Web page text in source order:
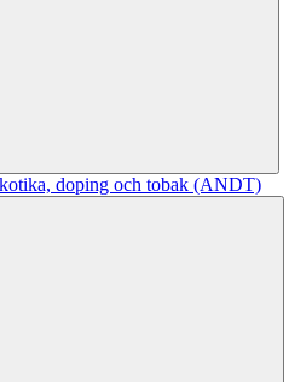
doping och tobak (ANDT)